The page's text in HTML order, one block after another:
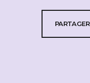
PARTAGER